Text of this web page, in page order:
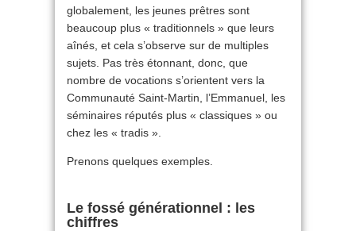
globalement, les jeunes prêtres sont
beaucoup plus « traditionnels » que leurs
aînés, et cela s’observe sur de multiples
sujets. Pas très étonnant, donc, que
nombre de vocations s’orientent vers la
Communauté Saint-Martin, l’Emmanuel, les
séminaires réputés plus « classiques » ou
chez les « tradis ».
Prenons quelques exemples.
Le fossé générationnel : les
chiffres